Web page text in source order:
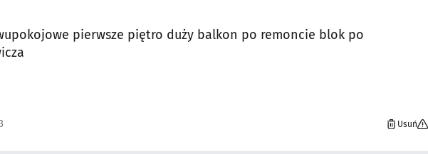
pierwsze piętro duży balkon po remoncie blok po
Usuń